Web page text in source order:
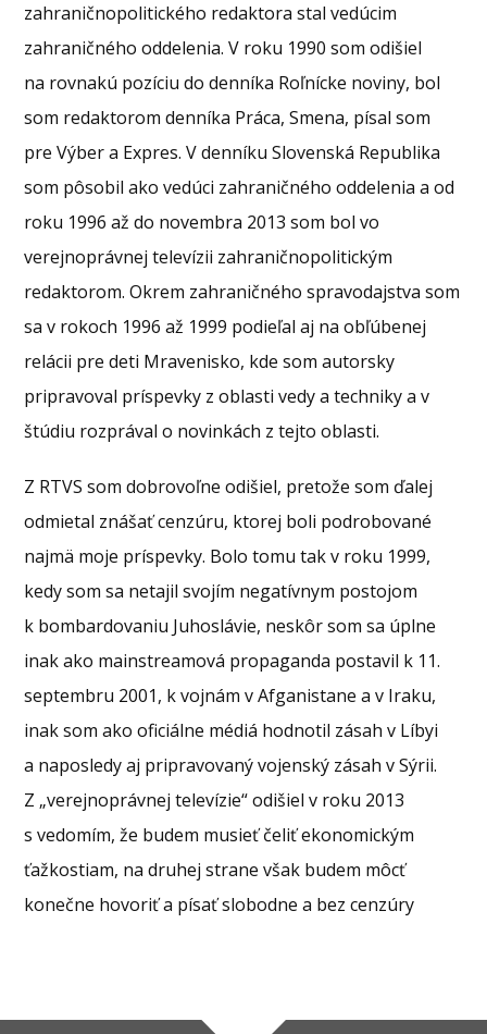
zahraničnopolitického redaktora stal vedúcim
zahraničného oddelenia. V roku 1990 som odišiel
na rovnakú pozíciu do denníka Roľnícke noviny, bol
som redaktorom denníka Práca, Smena, písal som
pre Výber a Expres. V denníku Slovenská Republika
som pôsobil ako vedúci zahraničného oddelenia a od
roku 1996 až do novembra 2013 som bol vo
verejnoprávnej televízii zahraničnopolitickým
redaktorom. Okrem zahraničného spravodajstva som
sa v rokoch 1996 až 1999 podieľal aj na obľúbenej
relácii pre deti Mravenisko, kde som autorsky
pripravoval príspevky z oblasti vedy a techniky a v
štúdiu rozprával o novinkách z tejto oblasti.
Z RTVS som dobrovoľne odišiel, pretože som ďalej
odmietal znášať cenzúru, ktorej boli podrobované
najmä moje príspevky. Bolo tomu tak v roku 1999,
kedy som sa netajil svojím negatívnym postojom
k bombardovaniu Juhoslávie, neskôr som sa úplne
inak ako mainstreamová propaganda postavil k 11.
septembru 2001, k vojnám v Afganistane a v Iraku,
inak som ako oficiálne médiá hodnotil zásah v Líbyi
a naposledy aj pripravovaný vojenský zásah v Sýrii.
Z „verejnoprávnej televízie“ odišiel v roku 2013
s vedomím, že budem musieť čeliť ekonomickým
ťažkostiam, na druhej strane však budem môcť
konečne hovoriť a písať slobodne a bez cenzúry